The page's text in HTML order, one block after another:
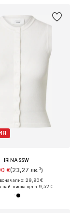
IRINASSW
€(23,27 лв.³)
29,90 €
най-ниска цена:9,52 €